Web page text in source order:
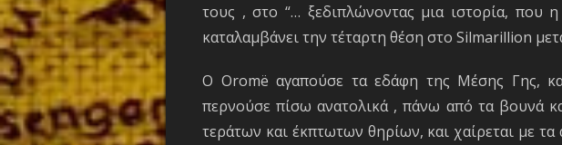
τους , στο “… ξεδιπλώνοντας μια ιστορία, που
καταλαμβάνει την τέταρτη θέση στο Silmarillion
Ο Oromë αγαπούσε τα εδάφη της Μέσης Γης,
περνούσε πίσω ανατολικά , πάνω από τα βουνά
τεράτων και έκπτωτων θηρίων, και χαίρεται με